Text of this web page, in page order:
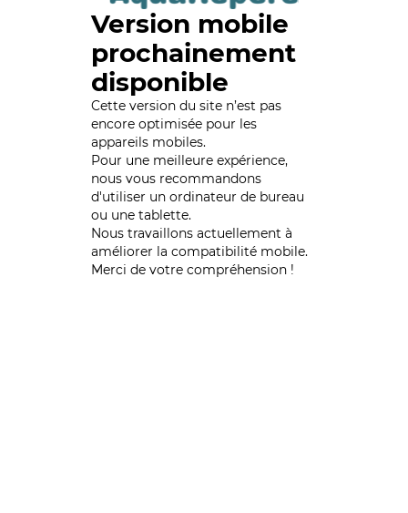
Version mobile
prochainement
disponible
Cette version du site n’est pas
encore optimisée pour les
appareils mobiles.
Pour une meilleure expérience,
nous vous recommandons
d'utiliser un ordinateur de bureau
ou une tablette.
Nous travaillons actuellement à
améliorer la compatibilité mobile.
Merci de votre compréhension !